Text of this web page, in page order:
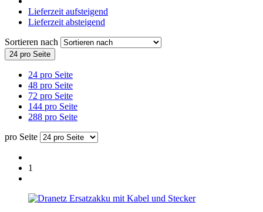
Lieferzeit aufsteigend
Lieferzeit absteigend
Sortieren nach
24 pro Seite
24 pro Seite
48 pro Seite
72 pro Seite
144 pro Seite
288 pro Seite
pro Seite
1